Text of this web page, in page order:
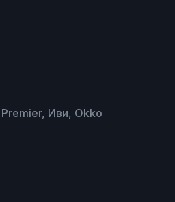
Premier, Иви, Okko